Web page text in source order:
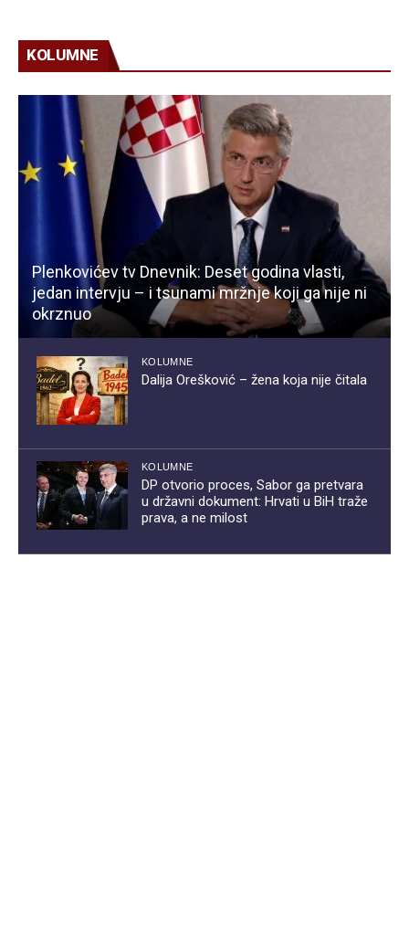
KOLUMNE
Plenkovićev tv Dnevnik: Deset godina vlasti,
jedan intervju – i tsunami mržnje koji ga nije ni
okrznuo
KOLUMNE
Dalija Orešković – žena koja nije čitala
KOLUMNE
DP otvorio proces, Sabor ga pretvara
u državni dokument: Hrvati u BiH traže
prava, a ne milost